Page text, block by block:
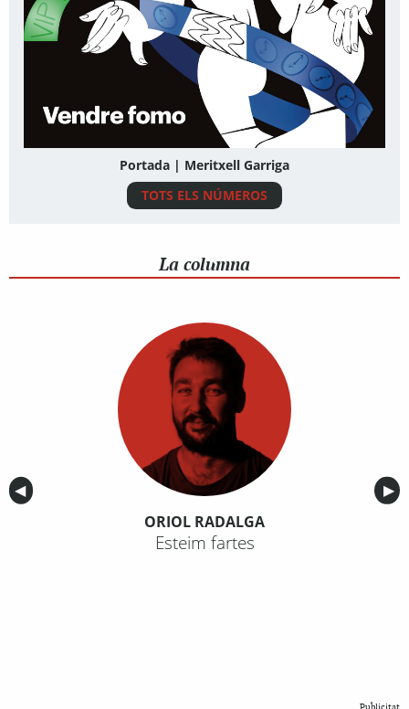
Portada | Meritxell Garriga
TOTS ELS NÚMEROS
La columna
Anterior
◀︎ ▶︎
ORIOL RADALGA
Esteim fartes